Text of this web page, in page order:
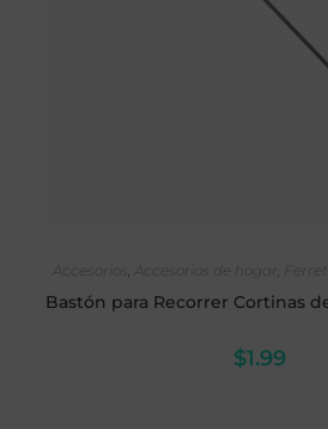
Accesorios , Accesorios de hogar ,
Bastón para Recorrer Cortinas
$1.99